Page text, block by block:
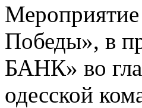
Победы», в
БАНК» во
одесской